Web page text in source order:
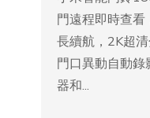
門遠程即時查
長續航，2K超
門口異動自動
器和...